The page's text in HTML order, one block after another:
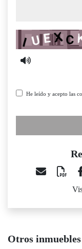
Captcha
He leído y acepto las
Otros